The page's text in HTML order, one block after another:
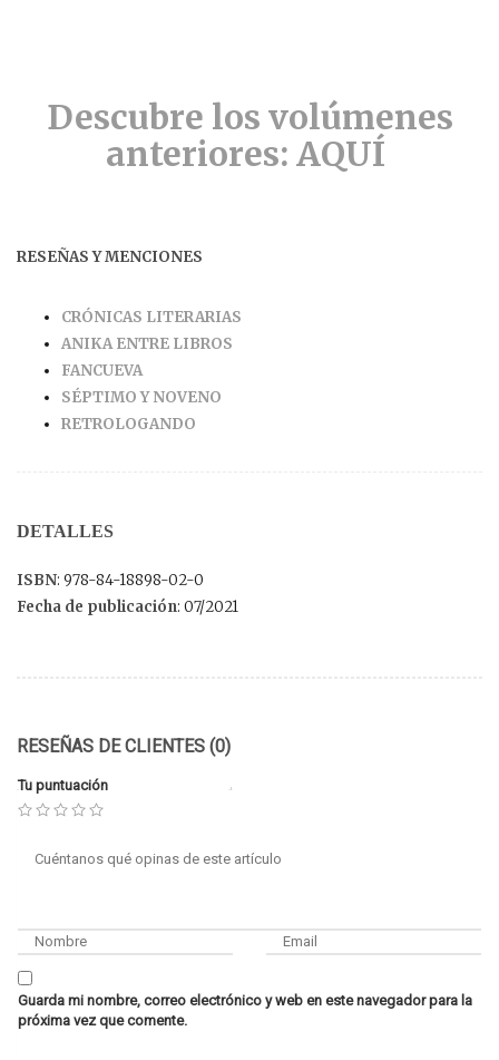
Descubre los volúmenes
anteriores: AQUÍ
RESEÑAS Y MENCIONES
CRÓNICAS LITERARIAS
ANIKA ENTRE LIBROS
FANCUEVA
SÉPTIMO Y NOVENO
RETROLOGANDO
DETALLES
ISBN: 978-84-18898-02-0
Fecha de publicación: 07/2021
RESEÑAS DE CLIENTES (0)
Tu puntuación
Guarda mi nombre, correo electrónico y web en este navegador para la
próxima vez que comente.